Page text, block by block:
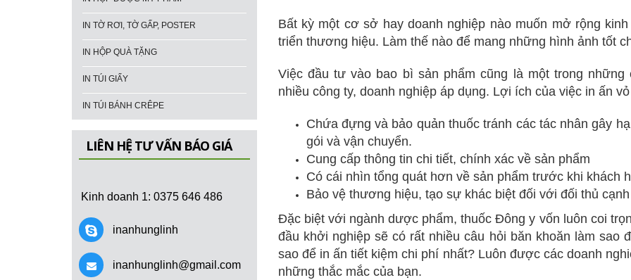
IN TỜ RƠI, TỜ GẤP, POSTER
IN HỘP QUÀ TẶNG
IN TÚI GIẤY
IN TÚI BÁNH CRÊPE
LIÊN HỆ TƯ VẤN BÁO GIÁ
Kinh doanh 1: 0375 646 486
inanhunglinh
inanhunglinh@gmail.com
Bất kỳ một cơ sở hay doanh nghiệp nào muốn mở rộng
triển thương hiệu. Làm thế nào để mang những hình ảnh tốt
Việc đầu tư vào bao bì sản phẩm cũng là một trong
nhiều công ty, doanh nghiệp áp dụng. Lợi ích của việc in ấn
Chứa đựng và bảo quản thuốc tránh các tác nhân gây
gói và vận chuyển.
Cung cấp thông tin chi tiết, chính xác về sản phẩm
Có cái nhìn tổng quát hơn về sản phẩm trước khi khách
Bảo vệ thương hiệu, tạo sự khác biệt đối với đối thủ
Đặc biệt với ngành dược phẩm, thuốc Đông y vốn luôn coi
đầu khởi nghiệp sẽ có rất nhiều câu hỏi băn khoăn làm sao
sao để in ấn tiết kiệm chi phí nhất? Luôn được các doanh
những thắc mắc của bạn.